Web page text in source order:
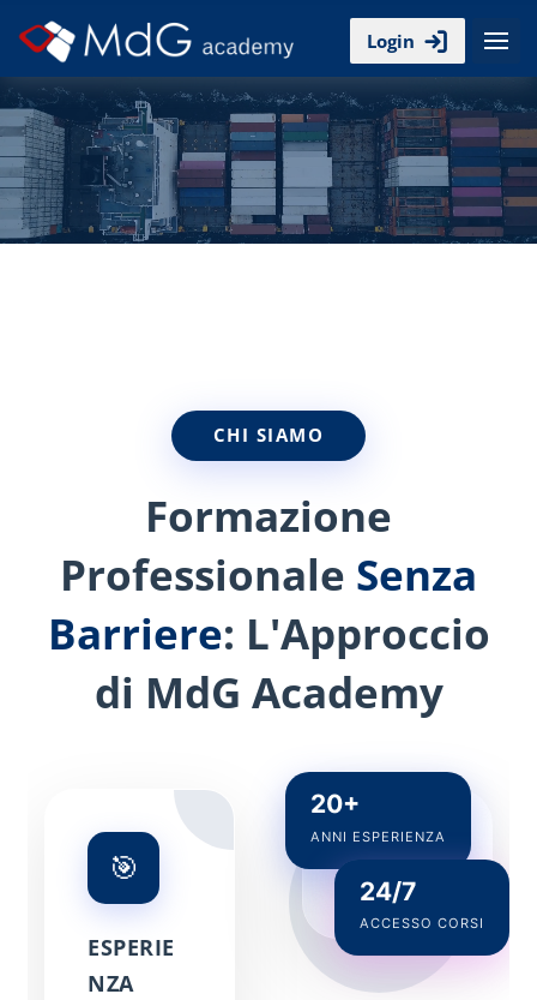
Login
CHI SIAMO
Formazione
Professionale Senza
Barriere: L'Approccio
di MdG Academy
🎯
ESPERIE
NZA
20+
ANNI ESPERIENZA
24/7
ACCESSO CORSI